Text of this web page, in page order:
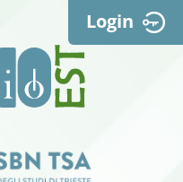
Login